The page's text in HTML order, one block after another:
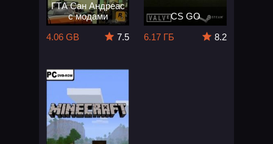
ГТА Сан Андреас
с модами
4.06 GB
7.5
CS GO
6.17 ГБ
8.2